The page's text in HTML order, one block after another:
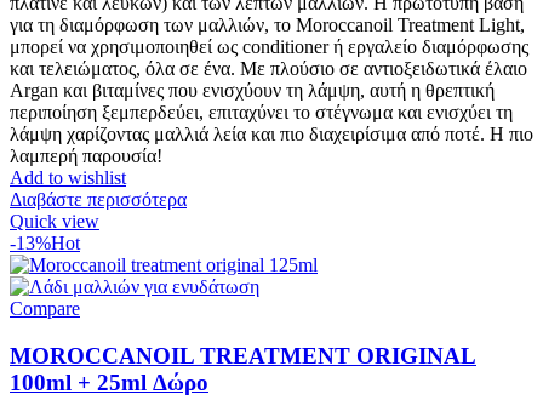
για τη διαμόρφωση των μαλλιών, το Moroccanoil Treatment Light,
μπορεί να χρησιμοποιηθεί ως conditioner ή εργαλείο διαμόρφωσης
και τελειώματος, όλα σε ένα. Με πλούσιο σε αντιοξειδωτικά έλαιο
Αrgan και βιταμίνες που ενισχύουν τη λάμψη, αυτή η θρεπτική
περιποίηση ξεμπερδεύει, επιταχύνει το στέγνωμα και ενισχύει τη
λάμψη χαρίζοντας μαλλιά λεία και πιο διαχειρίσιμα από ποτέ. Η πιο
λαμπερή παρουσία!
Add to wishlist
Διαβάστε περισσότερα
Quick view
-13%Hot
Compare
MOROCCANOIL TREATMENT ORIGINAL
100ml + 25ml Δώρο